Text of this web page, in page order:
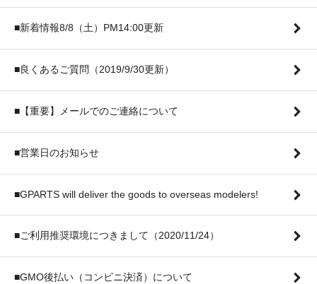
■新着情報8/8（土）PM14:00更新
■良くあるご質問（2019/9/30更新）
■【重要】メールでのご連絡について
■営業日のお知らせ
■GPARTS will deliver the goods to overseas modelers!
■ご利用推奨環境につきまして（2020/11/24）
■GMO後払い（コンビニ決済）について